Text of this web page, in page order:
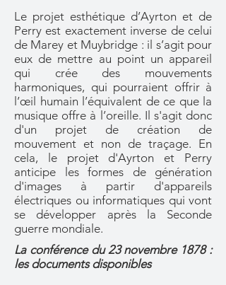
Le projet esthétique d’Ayrton et de
Perry est exactement inverse de celui
de Marey et Muybridge : il s’agit pour
eux de mettre au point un appareil
qui crée des mouvements
harmoniques, qui pourraient offrir à
l’œil humain l’équivalent de ce que la
musique offre à l’oreille. Il s'agit donc
d'un projet de création de
mouvement et non de traçage. En
cela, le projet d'Ayrton et Perry
anticipe les formes de génération
d'images à partir d'appareils
électriques ou informatiques qui vont
se développer après la Seconde
guerre mondiale.
La conférence du 23 novembre 1878 :
les documents disponibles